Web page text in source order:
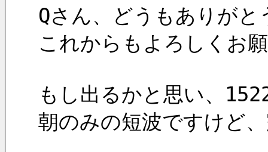
Qさん、どうもありが
これからもよろしくお
もし出るかと思い、
朝のみの短波ですけど